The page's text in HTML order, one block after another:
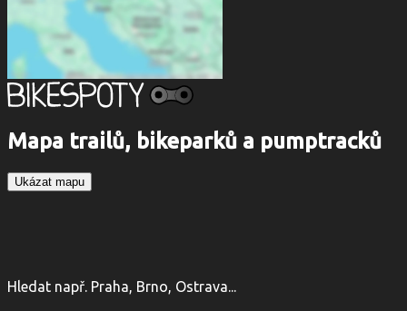
Mapa trailů, bikeparků a pumptracků
Ukázat mapu
Hledat např. Praha, Brno, Ostrava...